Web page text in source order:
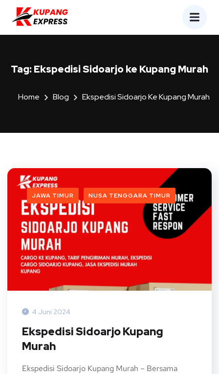
Tag: Ekspedisi Sidoarjo ke Kupang Murah
Home Blog Ekspedisi Sidoarjo Ke Kupang Murah
JAWA TIMUR NUSA TENGGARA TIMUR
4 Juni 2024
Ekspedisi Sidoarjo Kupang
Murah
Ekspedisi Sidoarjo Kupang Murah – Bersama